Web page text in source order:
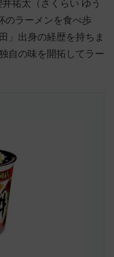
祐太（さくらい ゆう
のラーメンを食べ歩
」出身の経歴を持ちま
自の味を開拓してラー